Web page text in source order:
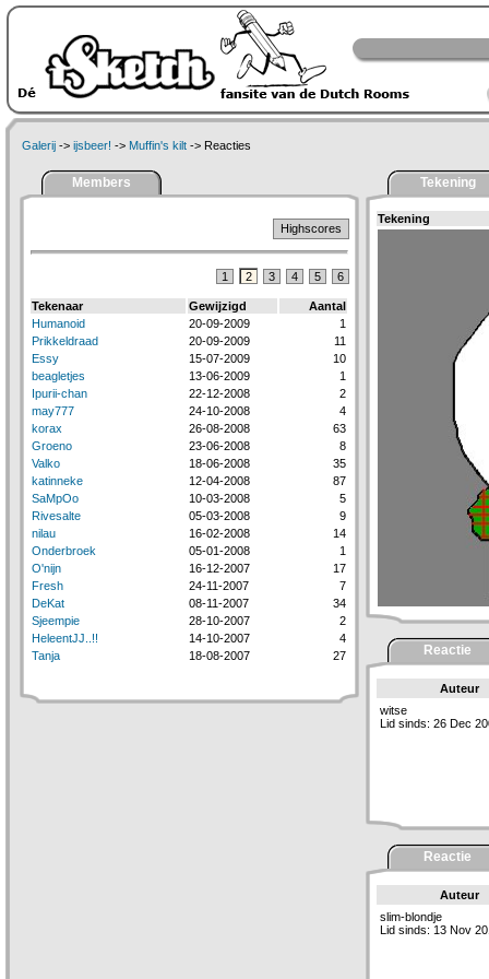
Galerij -> ijsbeer! -> Muffin's kilt -> Reacties
Members
Highscores
1 2 3 4 5 6
Tekenaar Gewijzigd
Aantal
Humanoid
20-09-2009
1
Prikkeldraad
20-09-2009
11
Essy
15-07-2009
10
beagletjes
13-06-2009
1
Ipurii-chan
22-12-2008
2
may777
24-10-2008
4
korax
26-08-2008
63
Groeno
23-06-2008
8
Valko
18-06-2008
35
katinneke
12-04-2008
87
SaMpOo
10-03-2008
5
Rivesalte
05-03-2008
9
nilau
16-02-2008
14
Onderbroek
05-01-2008
1
O'nijn
16-12-2007
17
Fresh
24-11-2007
7
DeKat
08-11-2007
34
Sjeempie
28-10-2007
2
HeleentJJ..!!
14-10-2007
4
Tanja
18-08-2007 27
Tekening
Tekening
Reactie
Auteur
witse
Lid sinds: 26 Dec
Reactie
Auteur
slim-blondje
Lid sinds: 13 Nov